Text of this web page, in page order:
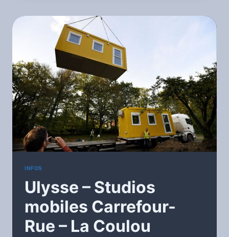
LA
COURSE
À
LA
MAISON
INFOS
Ulysse – Studios
mobiles Carrefour-
Rue – La Coulou